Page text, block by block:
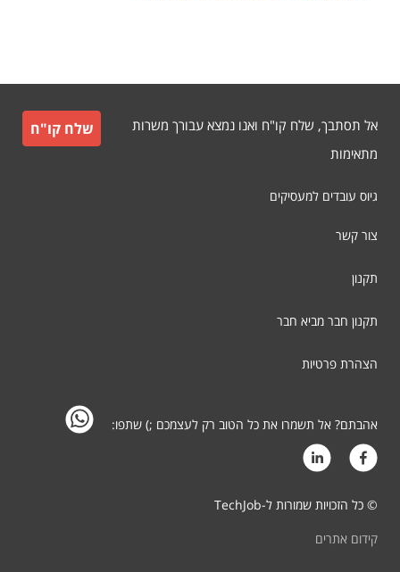
אל תסתבך, שלח קו"ח ואנו נמצא עבורך משרות
מתאימות
שלח קו"ח
גיוס עובדים למעסיקים
צור קשר
תקנון
תקנון חבר מביא חבר
הצהרת פרטיות
אהבתם? אל תשמרו את כל הטוב רק לעצמכם ;) שתפו:
© כל הזכויות שמורות ל-TechJob
קידום אתרים